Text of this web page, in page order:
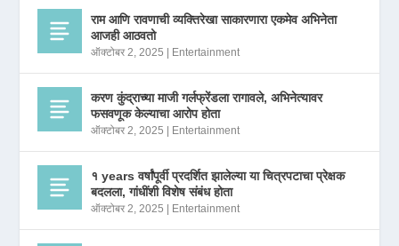
राम आणि रावणाची व्यक्तिरेखा साकारणारा एकमेव अभिनेता
आजही आठवतो
ऑक्टोबर 2, 2025 Entertainment
करण कुंद्राच्या माजी गर्लफ्रेंडला रागावले, अभिनेत्यावर
फसवणूक केल्याचा आरोप होता
ऑक्टोबर 2, 2025 Entertainment
१ years वर्षांपूर्वी प्रदर्शित झालेल्या या चित्रपटाचा प्रेक्षक
बदलला, गांधींशी विशेष संबंध होता
ऑक्टोबर 2, 2025 Entertainment